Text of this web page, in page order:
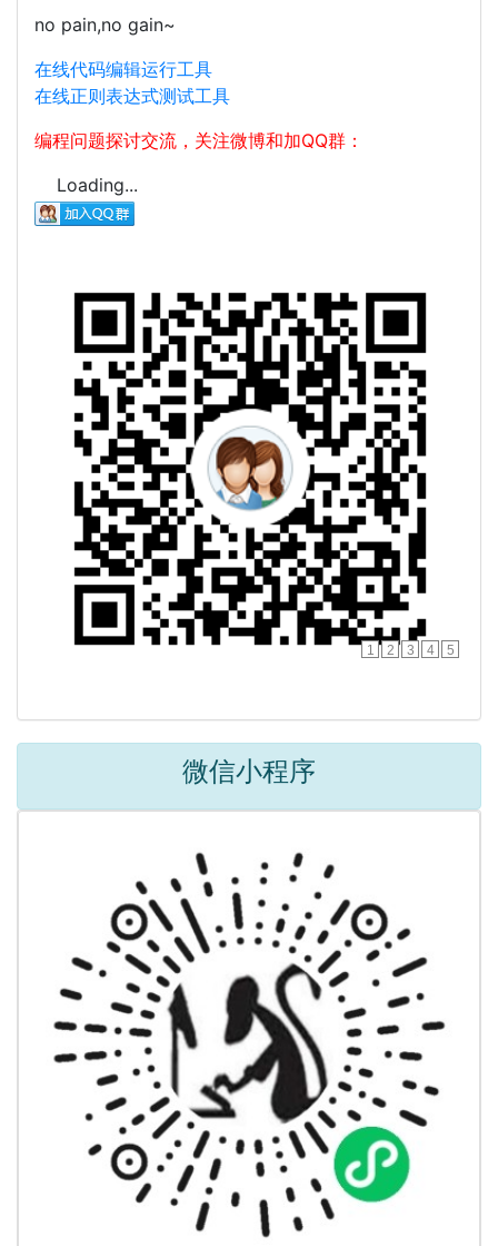
no pain,no gain~
在线代码编辑运行工具
在线正则表达式测试工具
编程问题探讨交流，关注微博和加QQ群：
Loading...
1 2 3 4 5
微信小程序